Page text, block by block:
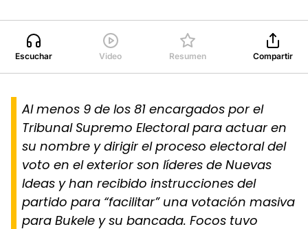
Escuchar Video Resumen Compartir
Al menos 9 de los 81 encargados por el
Tribunal Supremo Electoral para actuar en
su nombre y dirigir el proceso electoral del
voto en el exterior son líderes de Nuevas
Ideas y han recibido instrucciones del
partido para “facilitar” una votación masiva
para Bukele y su bancada. Focos tuvo